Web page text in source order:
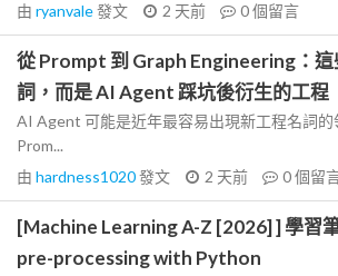
由 ryanvale發文 2 天前 0個留言
從 Prompt 到 Graph Engineering：這
詞，而是 AI Agent 踩坑後衍生的工程
AI Agent 可能是近年最容易出現新工程名詞的
Prom...
由 hardness1020發文 2 天前 0個留
[Machine Learning A-Z [2026] ] 學習
pre-processing with Python